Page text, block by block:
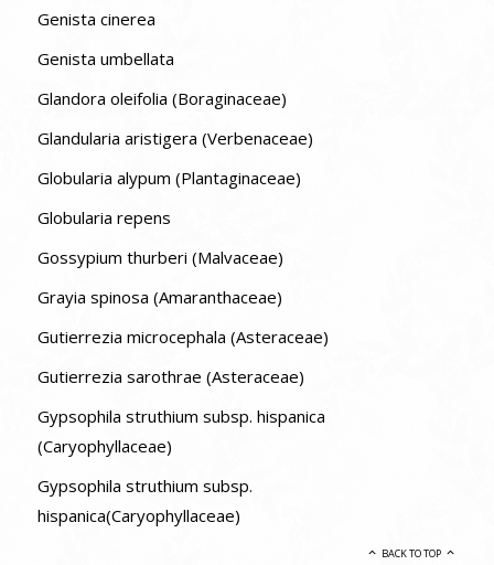
Genista cinerea
Genista umbellata
Glandora oleifolia (Boraginaceae)
Glandularia aristigera (Verbenaceae)
Globularia alypum (Plantaginaceae)
Globularia repens
Gossypium thurberi (Malvaceae)
Grayia spinosa (Amaranthaceae)
Gutierrezia microcephala (Asteraceae)
Gutierrezia sarothrae (Asteraceae)
Gypsophila struthium subsp. hispanica
(Caryophyllaceae)
Gypsophila struthium subsp.
hispanica(Caryophyllaceae)
BACK TO TOP